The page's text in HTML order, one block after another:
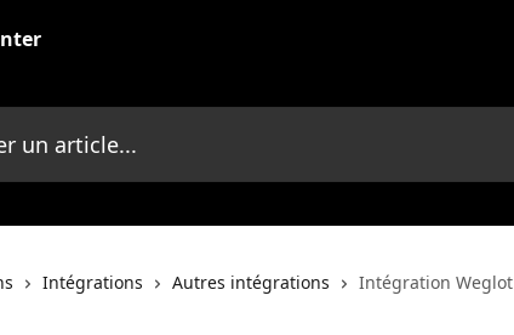
Intégrations Autres intégrations Intégration Weglot